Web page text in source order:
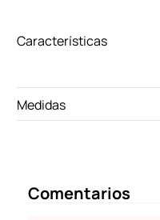
Características
Medidas
Comentarios